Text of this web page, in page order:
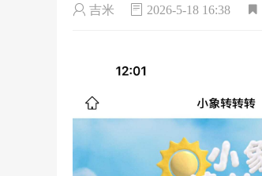
吉米 2026-5-18 16:38